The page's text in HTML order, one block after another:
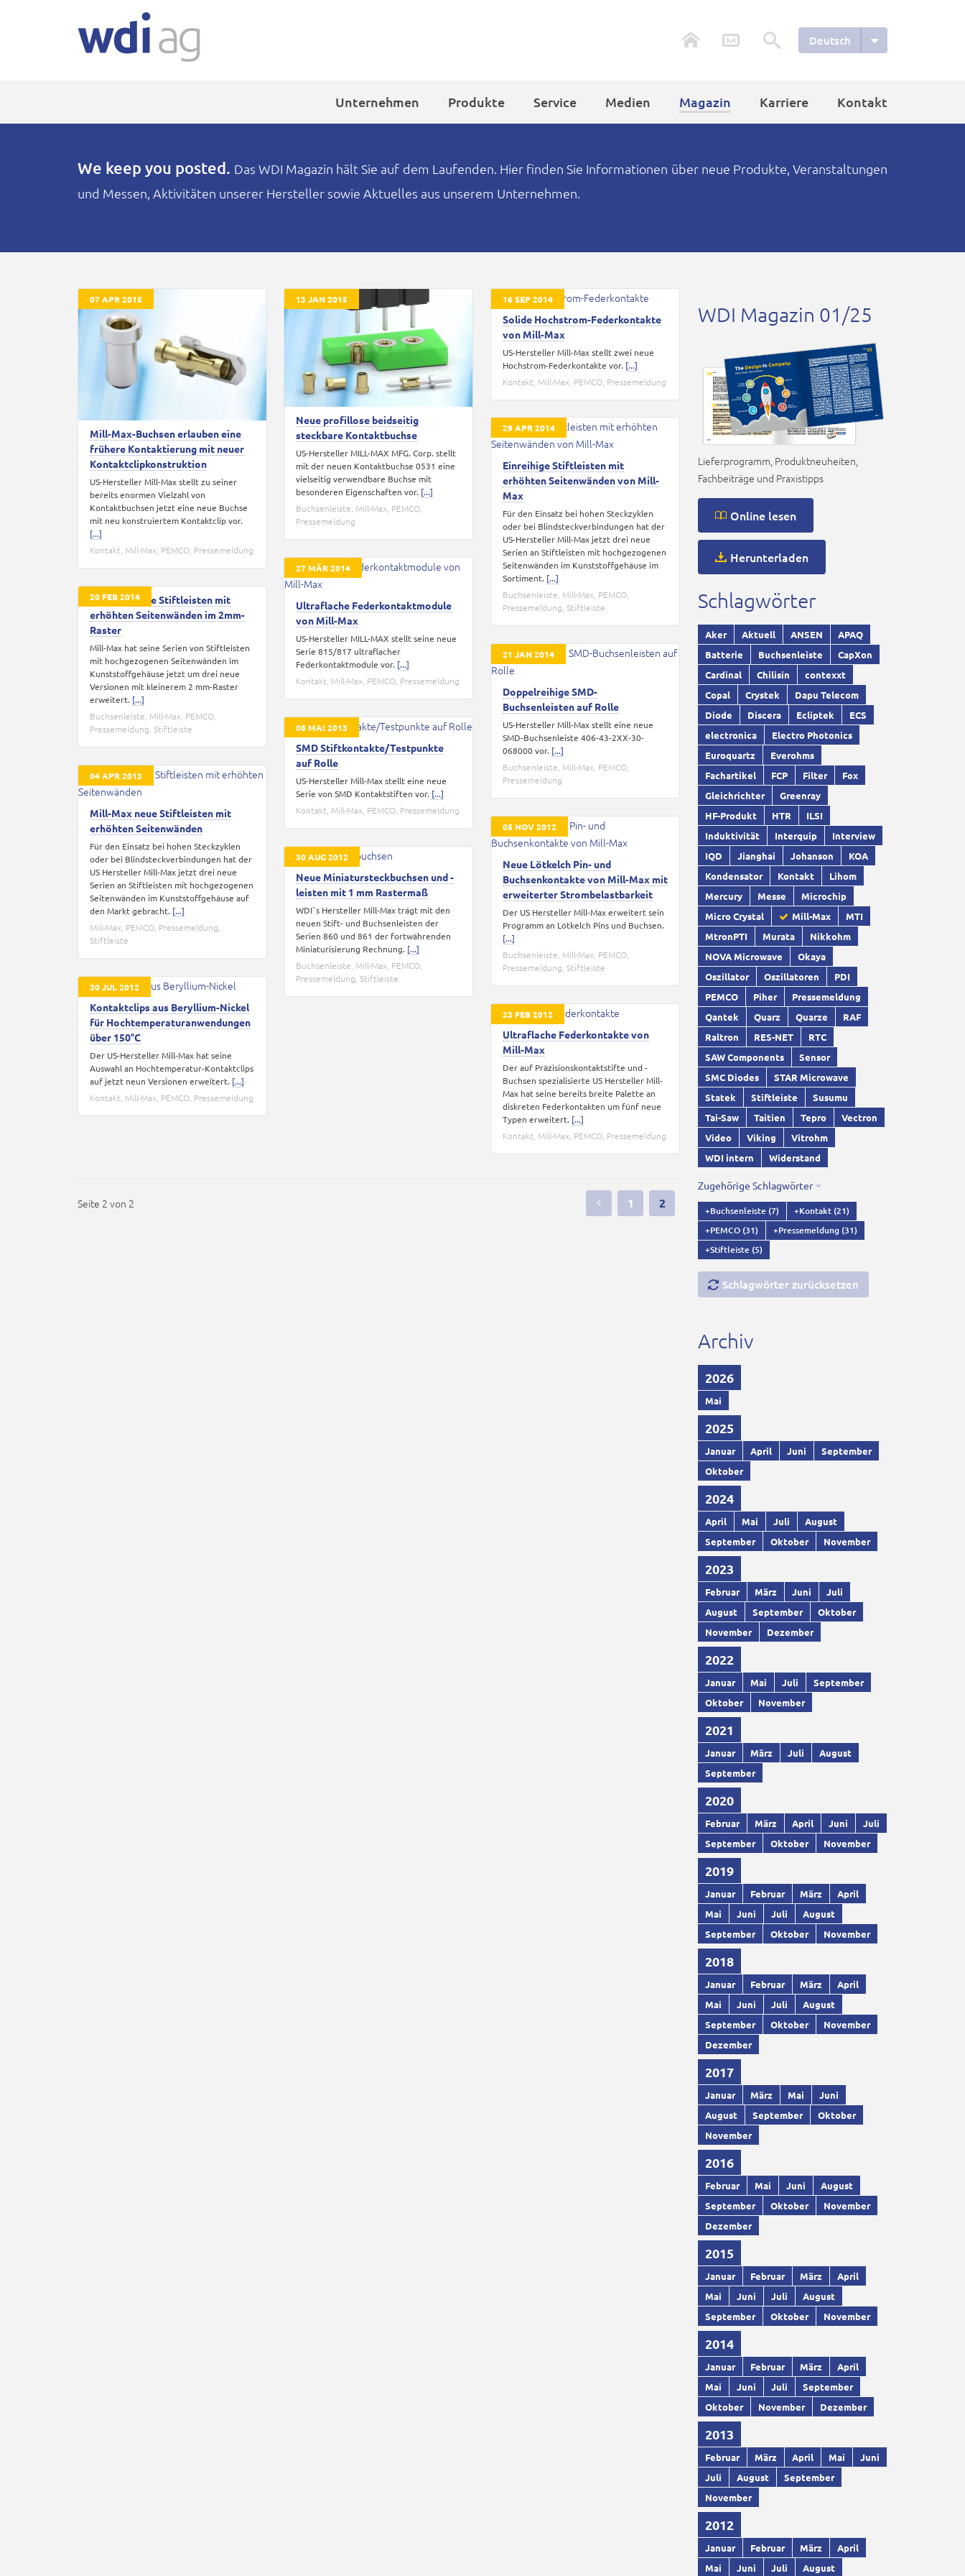
Deutsch
Unternehmen Produkte Service Medien Magazin Karriere Kontakt
We keep you posted. Das WDI Magazin hält Sie auf dem Laufenden. Hier finden Sie Informationen über neue Produkte, Veranstaltungen
und Messen, Aktivitäten unserer Hersteller sowie Aktuelles aus unserem Unternehmen.
07 APR 2015
Mill-Max-Buchsen erlauben eine
frühere Kontaktierung mit neuer
Kontaktclipkonstruktion
US-Hersteller Mill-Max stellt zu seiner
bereits enormen Vielzahl von
Kontaktbuchsen jetzt eine neue Buchse
mit neu konstruiertem Kontaktclip vor.
[...]
Kontakt, Mill-Max, PEMCO, Pressemeldung
13 JAN 2015
Neue profillose beidseitig
steckbare Kontaktbuchse
US-Hersteller MILL-MAX MFG. Corp. stellt
mit der neuen Kontaktbuchse 0531 eine
vielseitig verwendbare Buchse mit
besonderen Eigenschaften vor. [...]
Buchsenleiste Mill-Max PEMCO
Pressemeldung
16 SEP 2014
Solide Hochstrom-Federkontakte
von Mill-Max
US-Hersteller Mill-Max stellt zwei neue
Hochstrom-Federkontakte vor. [...]
Kontakt Mill-Max PEMCO Pressemeldung
29 APR 2014
Einreihige Stiftleisten mit
erhöhten Seitenwänden von Mill-
Max
Für den Einsatz bei hohen Steckzyklen
oder bei Blindsteckverbindungen hat der
US-Hersteller Mill-Max jetzt drei neue
Serien an Stiftleisten mit hochgezogenen
Seitenwänden im Kunststoffgehäuse im
Sortiment. [...]
Buchsenleiste Mill-Max PEMCO
Pressemeldung Stiftleiste
27 MÄR 2014
Ultraflache Federkontaktmodule
von Mill-Max
US-Hersteller MILL-MAX stellt seine neue
Serie 815/817 ultraflacher
Federkontaktmodule vor. [...]
Kontakt Mill-Max PEMCO Pressemeldung
20 FEB 2014
Doppelreihige Stiftleisten mit
erhöhten Seitenwänden im 2mm-
Raster
Mill-Max hat seine Serien von Stiftleisten
mit hochgezogenen Seitenwänden im
Kunststoffgehäuse jetzt um drei neue
Versionen mit kleinerem 2 mm-Raster
erweitert. [...]
Buchsenleiste Mill-Max PEMCO
Pressemeldung Stiftleiste
21 JAN 2014
Doppelreihige SMD-
Buchsenleisten auf Rolle
US-Hersteller Mill-Max stellt eine neue
SMD-Buchsenleiste 406-43-2XX-30-
068000 vor. [...]
Buchsenleiste Mill-Max PEMCO
Pressemeldung
08 MAI 2013
SMD Stiftkontakte/Testpunkte
auf Rolle
US-Hersteller Mill-Max stellt eine neue
Serie von SMD Kontaktstiften vor. [...]
Kontakt Mill-Max PEMCO Pressemeldung
04 APR 2013
Mill-Max neue Stiftleisten mit
erhöhten Seitenwänden
Für den Einsatz bei hohen Steckzyklen
oder bei Blindsteckverbindungen hat der
US Hersteller Mill-Max jetzt drei neue
Serien an Stiftleisten mit hochgezogenen
Seitenwänden im Kunststoffgehäuse auf
den Markt gebracht. [...]
Mill-Max PEMCO Pressemeldung
Stiftleiste
05 NOV 2012
Neue Lötkelch Pin- und
Buchsenkontakte von Mill-Max mit
erweiterter Strombelastbarkeit
Der US Hersteller Mill-Max erweitert sein
Programm an Lötkelch Pins und Buchsen.
[...]
Buchsenleiste Mill-Max PEMCO
Pressemeldung Stiftleiste
30 AUG 2012
Neue Miniatursteckbuchsen und -
leisten mit 1 mm Rastermaß
WDI´s Hersteller Mill-Max trägt mit den
neuen Stift- und Buchsenleisten der
Serien 860 und 861 der fortwährenden
Miniaturisierung Rechnung. [...]
Buchsenleiste Mill-Max PEMCO
Pressemeldung Stiftleiste
30 JUL 2012
Kontaktclips aus Beryllium-Nickel
für Hochtemperaturanwendungen
über 150°C
Der US-Hersteller Mill-Max hat seine
Auswahl an Hochtemperatur-Kontaktclips
auf jetzt neun Versionen erweitert. [...]
Kontakt Mill-Max PEMCO Pressemeldung
23 FEB 2012
Ultraflache Federkontakte von
Mill-Max
Der auf Präzisionskontaktstifte und -
Buchsen spezialisierte US Hersteller Mill-
Max hat seine bereits breite Palette an
diskreten Federkontakten um fünf neue
Typen erweitert. [...]
Kontakt Mill-Max PEMCO Pressemeldung
Seite 2 von 2 1 2
WDI Magazin 01/25
Lieferprogramm, Produktneuheiten,
Fachbeiträge und Praxistipps
Online lesen
Herunterladen
Schlagwörter
Aker Aktuell ANSEN
APAQ
Batterie
Buchsenleiste
CapXon
Cardinal
Chilisin
contexxt
Copal
Crystek
Dapu Telecom
Diode
Discera Ecliptek
ECS
electronica
Electro Photonics
Euroquartz
Everohms
Fachartikel
FCP Filter
Fox
Gleichrichter
Greenray
HF-Produkt
HTR
ILSI
Induktivität
Interquip
Interview
IQD
Jianghai Johanson
KOA
Kondensator
Kontakt
Lihom
Mercury
Messe
Microchip
Micro Crystal
Mill-Max
MTI
MtronPTI
Murata
Nikkohm
NOVA Microwave
Okaya
Oszillator
Oszillatoren
PDI
PEMCO
Piher
Pressemeldung
Qantek
Quarz Quarze
RAF
Raltron
RES-NET
RTC
SAW Components
Sensor
SMC Diodes
STAR Microwave
Statek
Stiftleiste
Susumu
Tai-Saw
Taitien Tepro
Vectron
Video
Viking
Vitrohm
WDI intern
Widerstand
Zugehörige Schlagwörter
+Buchsenleiste (7) +Kontakt (21)
+PEMCO (31) +Pressemeldung (31)
+Stiftleiste (5)
Schlagwörter zurücksetzen
Archiv
2026
Mai
2025
Januar April Juni
September
Oktober
2024
April Mai Juli
August
September
Oktober November
2023
Februar März Juni
Juli
August
September
Oktober
November
Dezember
2022
Januar Mai Juli
September
Oktober
November
2021
Januar März Juli
August
September
2020
Februar März April Juni
Juli
September
Oktober November
2019
Januar Februar März
April
Mai
Juni Juli
August
September
Oktober November
2018
Januar Februar März
April
Mai
Juni Juli
August
September
Oktober
November
Dezember
2017
Januar März Mai
Juni
August
September
Oktober
November
2016
Februar Mai Juni
August
September
Oktober
November
Dezember
2015
Januar Februar März
April
Mai
Juni Juli
August
September
Oktober November
2014
Januar Februar März
April
Mai
Juni Juli
September
Oktober
November Dezember
2013
Februar März April Mai
Juni
Juli
August
September
November
2012
Januar Februar März
April
Mai
Juni Juli August